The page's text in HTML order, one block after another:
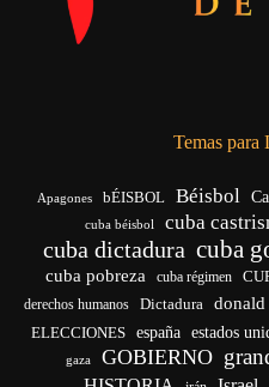
Temas para
Apagones bÉISBOL Béisbol
cuba béisbol cuba
cuba dictadura cuba
cuba pobreza cuba régimen
derechos humanos Dictadura
ELECCIONES españa estados
gaza GOBIERNO